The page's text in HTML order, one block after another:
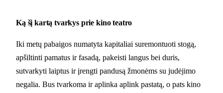
Ką šį kartą tvarkys prie kino teatro
Iki metų pabaigos numatyta kapitaliai suremontuoti stogą,
apšiltinti pamatus ir fasadą, pakeisti langus bei duris,
sutvarkyti laiptus ir įrengti pandusą žmonėms su judėjimo
negalia. Bus tvarkoma ir aplinka aplink pastatą, o pats kino